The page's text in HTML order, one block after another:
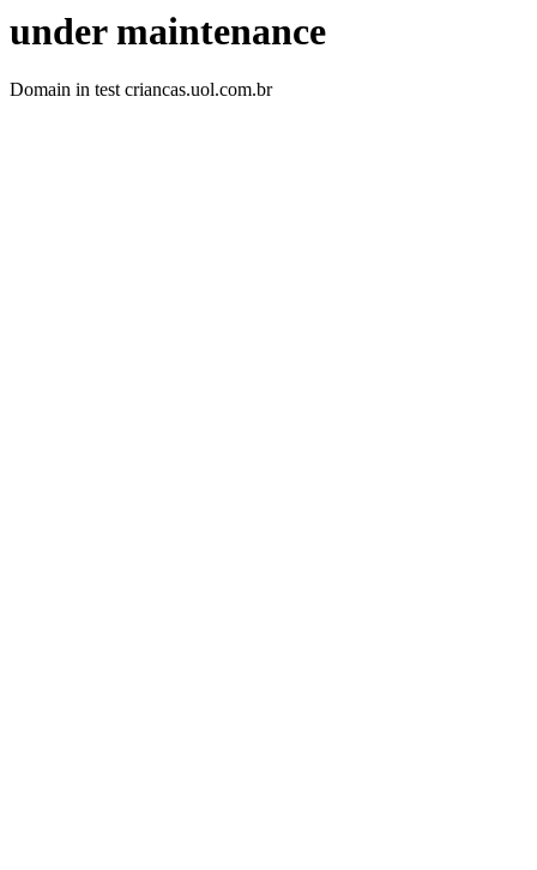
under maintenance
Domain in test criancas.uol.com.br